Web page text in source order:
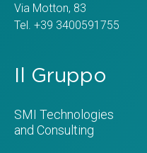
Via Motton, 83
Tel. +39 3400591755
Il Gruppo
SMI Technologies
and Consulting